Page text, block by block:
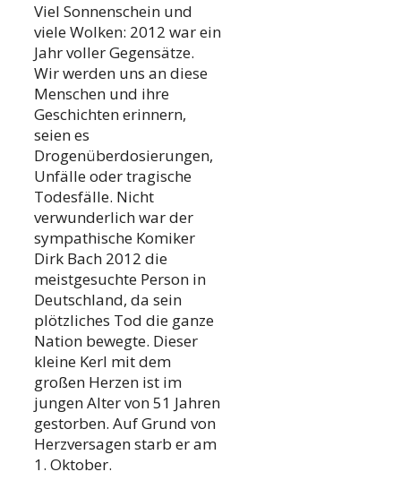
Viel Sonnenschein und
viele Wolken: 2012 war ein
Jahr voller Gegensätze.
Wir werden uns an diese
Menschen und ihre
Geschichten erinnern,
seien es
Drogenüberdosierungen,
Unfälle oder tragische
Todesfälle. Nicht
verwunderlich war der
sympathische Komiker
Dirk Bach 2012 die
meistgesuchte Person in
Deutschland, da sein
plötzliches Tod die ganze
Nation bewegte. Dieser
kleine Kerl mit dem
großen Herzen ist im
jungen Alter von 51 Jahren
gestorben. Auf Grund von
Herzversagen starb er am
1. Oktober.